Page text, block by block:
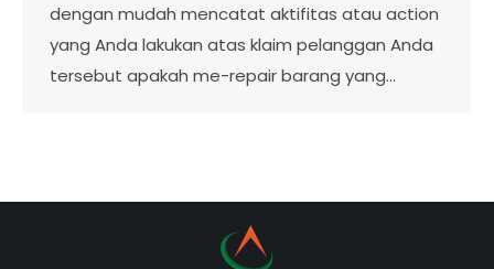
dengan mudah mencatat aktifitas atau action
yang Anda lakukan atas klaim pelanggan Anda
tersebut apakah me-repair barang yang…